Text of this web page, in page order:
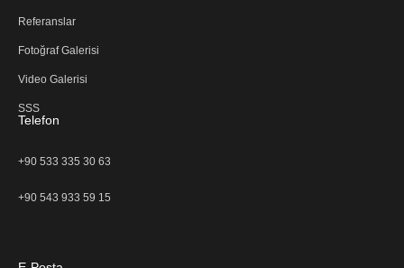
Referanslar
Fotoğraf Galerisi
Video Galerisi
SSS
Telefon
+90 533 335 30 63
+90 543 933 59 15